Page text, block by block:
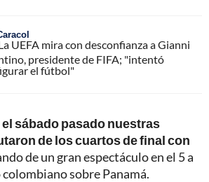
UEFA mira con desconfianza a Gianni
presidente de FIFA; "intentó
el fútbol"
sábado pasado nuestras
de los cuartos de final con
de un gran espectáculo en el 5 a
sobre Panamá.